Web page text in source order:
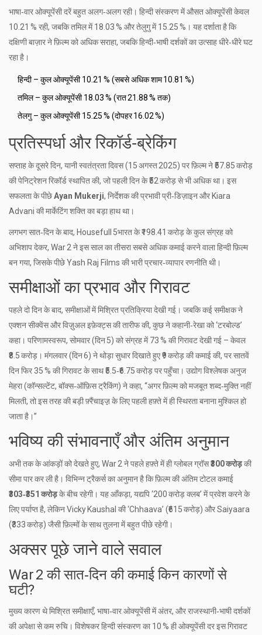
भाषा‑वार ओक्यूपेंसी दरें बहुत अलग‑अलग रही। हिन्दी संस्करण में औसत ओक्यूपेंसी केवल
10.21 % रही, जबकि तमिल में 18.03 % और तेलुगु में 15.25 %। यह दर्शाता है कि
दक्षिणी बाज़ार ने फ़िल्म को अधिक सराहा, जबकि हिन्दी‑भाषी दर्शकों का उत्साह धीरे‑धीरे घट
रहा है।
हिन्दी – कुल ओक्यूपेंसी 10.21 % (सबसे अधिक शाम 10.81 %)
तमिल – कुल ओक्यूपेंसी 18.03 % (रात 21.88 % तक)
तेलगु – कुल ओक्यूपेंसी 15.25 % (दोपहर 16.02 %)
प्रतिस्पर्धा और रिकॉर्ड‑ब्रेकिंग
सप्ताह के दूसरे दिन, यानी स्वतंत्रता दिवस (15 अगस्त 2025) पर फ़िल्म ने ₹57.85 करोड़
की पेनिट्रेशन रिकॉर्ड स्थापित की, जो पहली दिन के ₹52 करोड़ से भी अधिक था। इस
सफलता के पीछेAyan Mukerji, निर्देशककी प्रभावी प्री‑डिज़ाइन और Kiara
Advani की मार्केटिंग शक्ति का बड़ा हाथ था।
लगभग सात‑दिन के बाद, Housefull 5भारतके ₹198.41 करोड़ के कुल संग्रह को
अभिशाप देकर, War 2 ने इस साल का तीसरा सबसे अधिक कमाई करने वाला हिन्दी फ़िल्म
बन गया, जिसके पीछेYash Raj Films की भारी प्रचार‑व्यापार रणनीति थी।
समीक्षाओं का प्रभाव और गिरावट
पहले दो दिन के बाद, समीक्षाओं में मिश्रित प्रतिक्रिया देखी गई। जबकि कई समीक्षक ने
एक्शन सीक्वेंस और विज़ुअल इफ़ेक्ट्स की तारीफ की, कुछ ने कहानी‑रेखा को ‘टरबोल्ड’
कहा। परिणामस्वरूप, सोमवार (दिन 5) को संग्रह में 73 % की गिरावट देखी गई – केवल
₹8.5 करोड़। मंगलवार (दिन 6) ने थोड़ा सुधार दिखाते हुए ₹9 करोड़ की कमाई की, पर सातवें
दिन फिर 35 % की गिरावट के साथ ₹5.5‑₹6.75 करोड़ पर पहुँचा। उद्योग विश्लेषक अनुज
मेहरा (कॉन्सल्टेंट, बॉक्स‑ऑफ़िस ट्रैकिंग) ने कहा, “अगर फ़िल्म को मजबूत शब्द‑मुक्ति नहीं
मिलती, तो इस तरह की बड़ी फ़्रैंचाइज़़ के लिए पहली हफ़्ते में ही स्थिरता बनाना मुश्किल हो
जाता है।”
भविष्य की संभावनाएँ और अंतिम अनुमान
अभी तक के आंकड़ों को देखते हुए, War 2 ने पहले हफ़्ते में ही ग्लोबल ग्रॉस₹300 करोड़की
सीमा पार कर ली है। विभिन्न ट्रैकर्स का अनुमान है कि फ़िल्म की अंतिम टोटल कमाई
₹303‑₹351 करोड़के बीच रहेगी। यह आँकड़ा, यद्यपि ‘200 करोड़ क्लब’ में प्रवेश करने के
लिए पर्याप्त है, लेकिनVicky Kaushal की ‘Chhaava’ (₹615 करोड़) औरSaiyaara
(₹333 करोड़) जैसी फ़िल्मों के साथ तुलना में बहुत पीछे रहेगी।
अक्सर पूछे जाने वाले सवाल
War 2 की सात‑दिन की कमाई किन कारणों से
घटी?
मुख्य कारण थे मिश्रित समीक्षाएँ, भाषा‑वार ओक्यूपेंसी में अंतर, और राजस्थानी‑भाषी दर्शकों
की अपेक्षा से कम रुचि। विशेषकर हिन्दी संस्करण का 10 % ही ओक्यूपेंसी दर इस गिरावट